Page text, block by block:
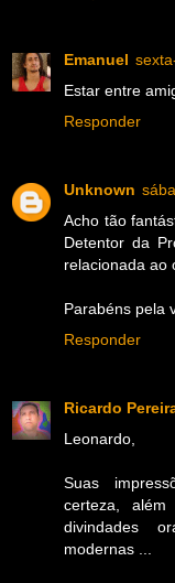
Emanuel
Estar entre
Responder
Unknown
Acho tão
Detentor da
relacionada ao
Parabéns pela
Responder
Ricardo
Leonardo,
Suas
certeza,
divindades
modernas ...